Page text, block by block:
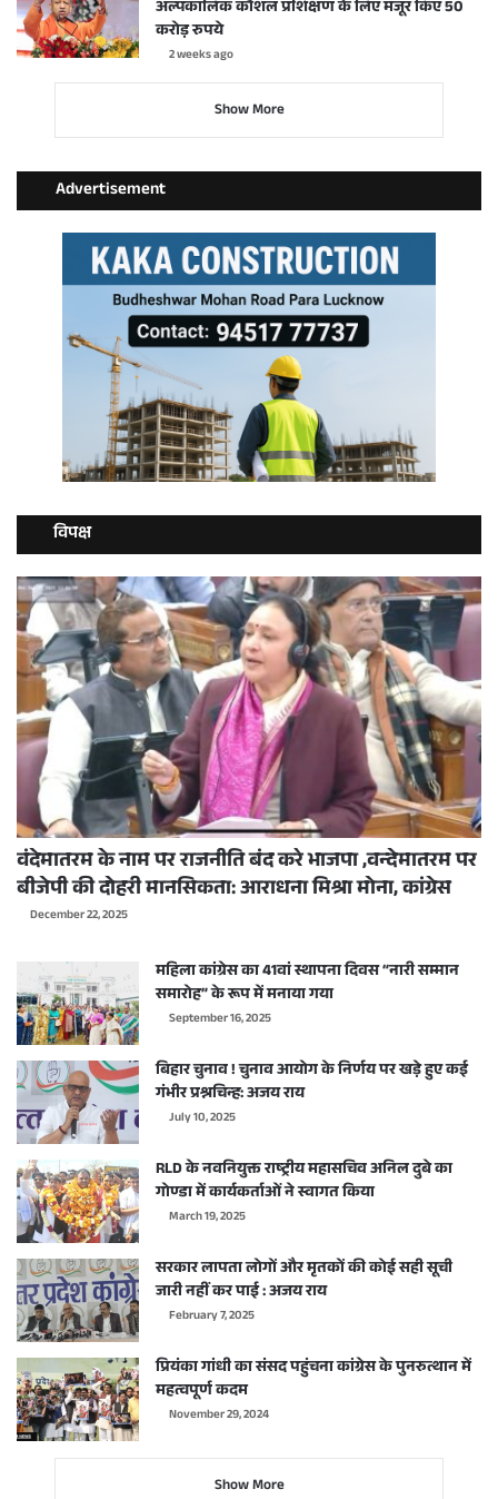
अल्पकालिक कौशल प्रशिक्षण के लिए मंजूर किए 50
करोड़ रुपये
2 weeks ago
Show More
Advertisement
विपक्ष
वंदेमातरम के नाम पर राजनीति बंद करे भाजपा ,वन्देमातरम पर
बीजेपी की दोहरी मानसिकता: आराधना मिश्रा मोना, कांग्रेस
December 22, 2025
महिला कांग्रेस का 41वां स्थापना दिवस “नारी सम्मान
समारोह” के रूप में मनाया गया
September 16, 2025
बिहार चुनाव ! चुनाव आयोग के निर्णय पर खड़े हुए कई
गंभीर प्रश्नचिन्ह: अजय राय
July 10, 2025
RLD के नवनियुक्त राष्ट्रीय महासचिव अनिल दुबे का
गोण्डा में कार्यकर्ताओं ने स्वागत किया
March 19, 2025
सरकार लापता लोगों और मृतकों की कोई सही सूची
जारी नहीं कर पाई : अजय राय
February 7, 2025
प्रियंका गांधी का संसद पहुंचना कांग्रेस के पुनरुत्थान में
महत्वपूर्ण कदम
November 29, 2024
Show More